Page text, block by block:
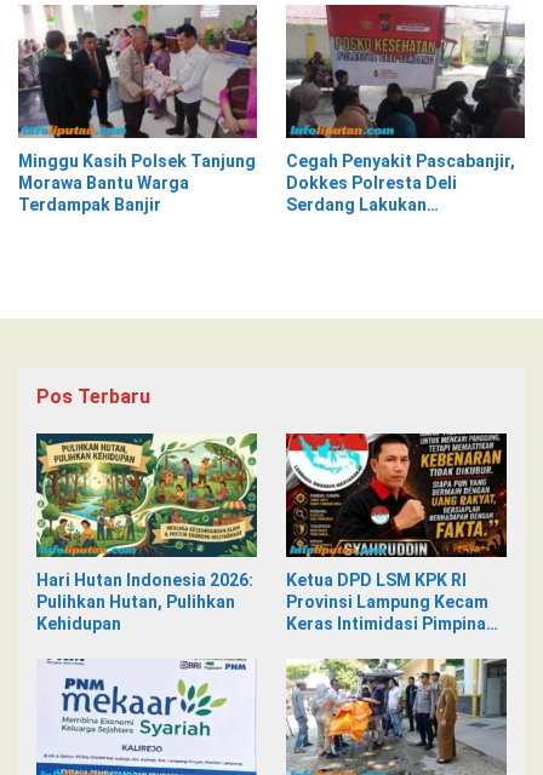
Minggu Kasih Polsek Tanjung
Morawa Bantu Warga
Terdampak Banjir
Cegah Penyakit Pascabanjir,
Dokkes Polresta Deli
Serdang Lakukan
Pos Terbaru
Hari Hutan Indonesia 2026:
Pulihkan Hutan, Pulihkan
Kehidupan
Ketua DPD LSM KPK RI
Provinsi Lampung Kecam
Keras Intimidasi Pimpinan
Kalirejo terhadap Nad